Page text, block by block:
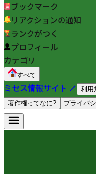
ブックマーク
リアクションの通知
ランクがつく
プロフィール
カテゴリ
すべて
ミセス情報サイト ↗ 利用
著作権ってなに?
プライバ